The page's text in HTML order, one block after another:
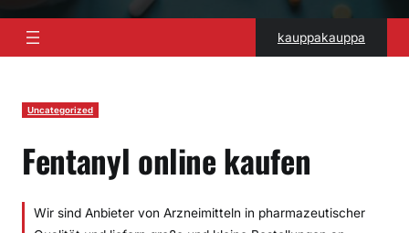
kauppakauppa
Uncategorized
Fentanyl online kaufen
Wir sind Anbieter von Arzneimitteln in pharmazeutischer